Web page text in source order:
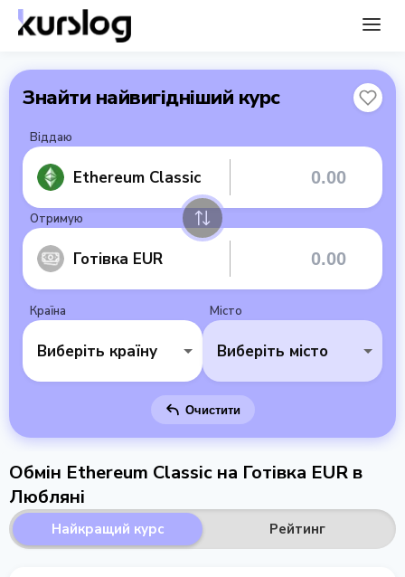
Знайти найвигідніший курс
Віддаю
Ethereum Classic
Отримую
Готівка EUR
Країна
Виберіть країну
Місто
Виберіть місто
Очистити
Обмін Ethereum Classic на Готівка EUR в
Любляні
Найкращий курс Рейтинг